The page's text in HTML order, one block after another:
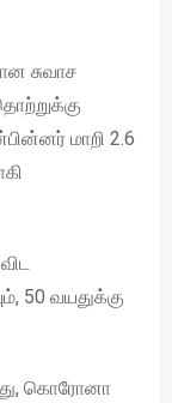
சுவாச
மாறி 2.6
50 வயதுக்கு
கொரோனா